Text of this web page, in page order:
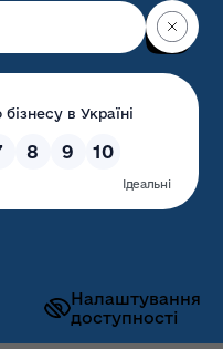
Налаштування
доступності